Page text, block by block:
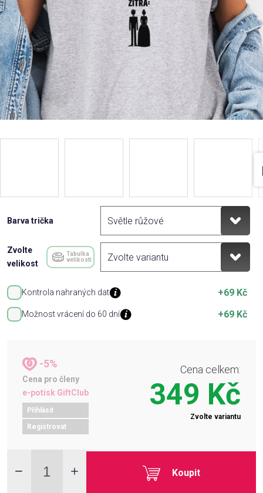
Barva trička
Zvolte
velikost
Tabulka
velikostí
Kontrola nahraných dat +69 Kč
Možnost vrácení do 60 dní +69 Kč
-5%
Cena pro členy
e-potisk GiftClub
Přihlásit
Registrovat
Cena celkem:
349 Kč
Zvolte variantu
Koupit